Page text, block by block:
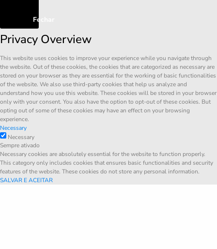
Fechar
Privacy Overview
This website uses cookies to improve your experience while you navigate through
the website. Out of these cookies, the cookies that are categorized as necessary are
stored on your browser as they are essential for the working of basic functionalities
of the website. We also use third-party cookies that help us analyze and
understand how you use this website. These cookies will be stored in your browser
only with your consent. You also have the option to opt-out of these cookies. But
opting out of some of these cookies may have an effect on your browsing
experience.
Necessary
Necessary
Sempre ativado
Necessary cookies are absolutely essential for the website to function properly.
This category only includes cookies that ensures basic functionalities and security
features of the website. These cookies do not store any personal information.
SALVAR E ACEITAR